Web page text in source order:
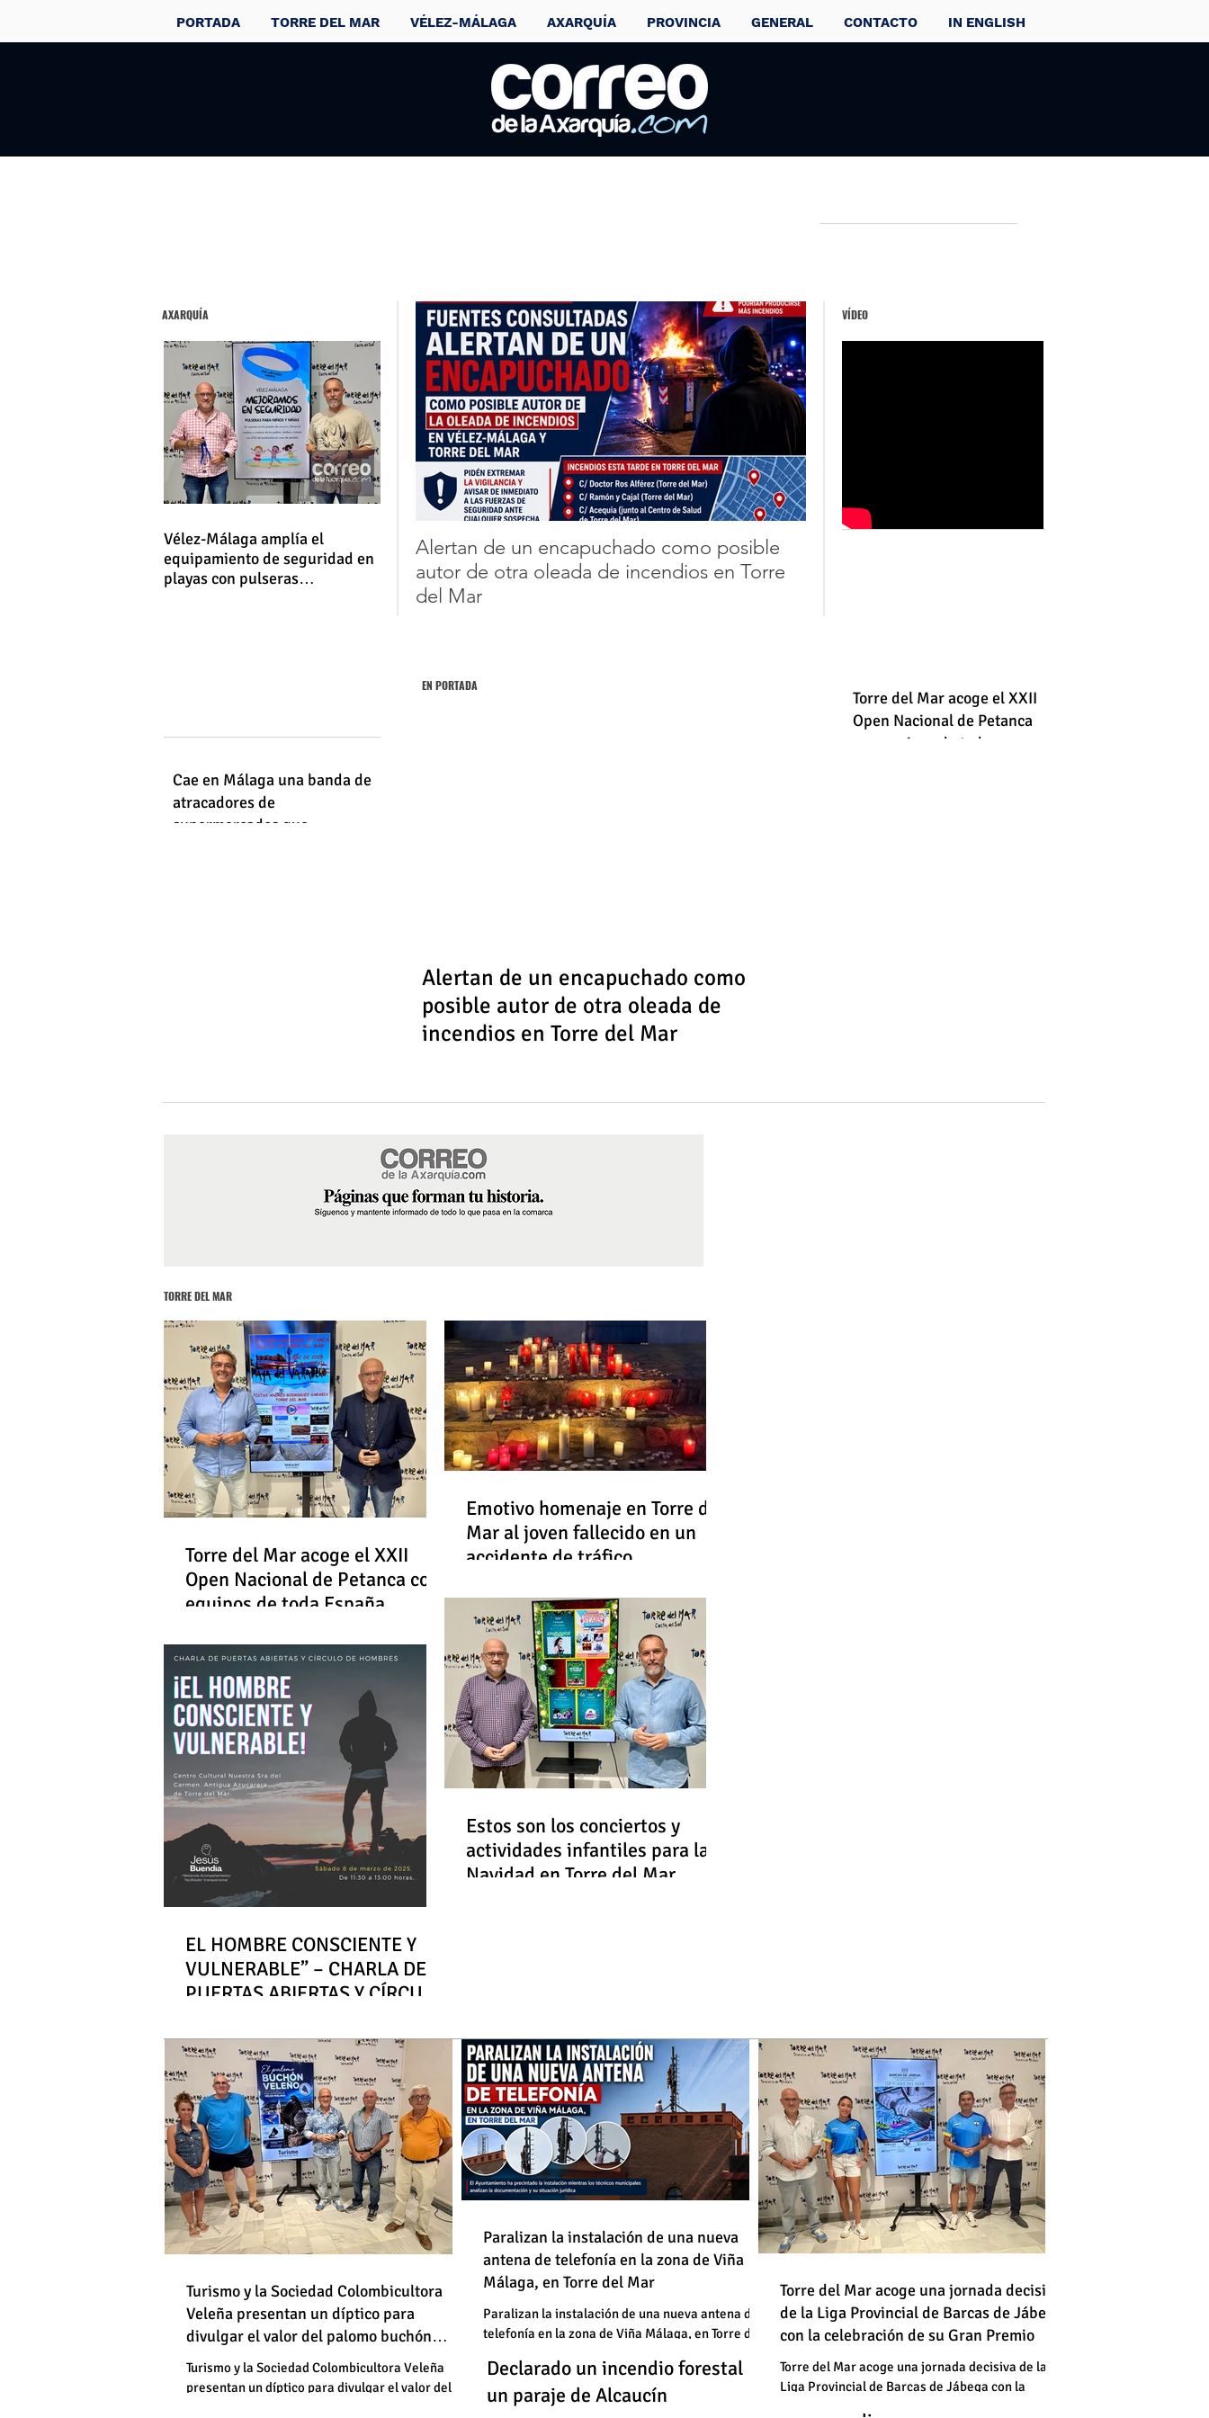
PORTADA TORRE DEL MAR VÉLEZ-MÁLAGA AXARQUÍA PROVINCIA GENERAL CONTACTO IN ENGLISH
Weekend Beach
Festival confirma a
SIGMA, el multi
platino dúo de
música electrónica
14 15 16 17
VÍDEO
AXARQUÍA
Vélez-Málaga amplía el
equipamiento de seguridad en
playas con pulseras
Encabezado 2
Alertan de un encapuchado como posible
autor de otra oleada de incendios en Torre
del Mar
Cae en Málaga una banda de
atracadores de
supermercados que
EN PORTADA
Alertan de un encapuchado como
posible autor de otra oleada de
incendios en Torre del Mar
Torre del Mar acoge el XXII
Open Nacional de Petanca
con equipos de toda
TORRE DEL MAR
Torre del Mar acoge el XXII
Open Nacional de Petanca con
equipos de toda España
Emotivo homenaje en Torre del
Mar al joven fallecido en un
accidente de tráfico
EL HOMBRE CONSCIENTE Y
VULNERABLE” – CHARLA DE
PUERTAS ABIERTAS Y CÍRCULO
Estos son los conciertos y
actividades infantiles para la
Navidad en Torre del Mar
Destapan una "falsedad" de
Torrox sí se paga tasa de basura"
Declarado un incendio forestal en
un paraje de Alcaucín
Un vehículo en llamas atraviesa
una vía en Torre del Mar junto a
una gasolinera
Destapan una "falsedad" de
Óscar Medina y José Pino: "En
Torrox sí se paga tasa de basura"
Declarado un incendio forestal en
un paraje de Alcaucín
Un vehículo en llamas atraviesa
una vía en Torre del Mar junto a
Turismo y la Sociedad Colombicultora
Veleña presentan un díptico para
divulgar el valor del palomo buchón
veleño
Turismo y la Sociedad Colombicultora Veleña
presentan un díptico para divulgar el valor del
Paralizan la instalación de una nueva
antena de telefonía en la zona de Viña
Málaga, en Torre del Mar
Paralizan la instalación de una nueva antena de
telefonía en la zona de Viña Málaga, en Torre del
Torre del Mar acoge una jornada decisiva
de la Liga Provincial de Barcas de Jábega
con la celebración de su Gran Premio
Torre del Mar acoge una jornada decisiva de la
Liga Provincial de Barcas de Jábega con la